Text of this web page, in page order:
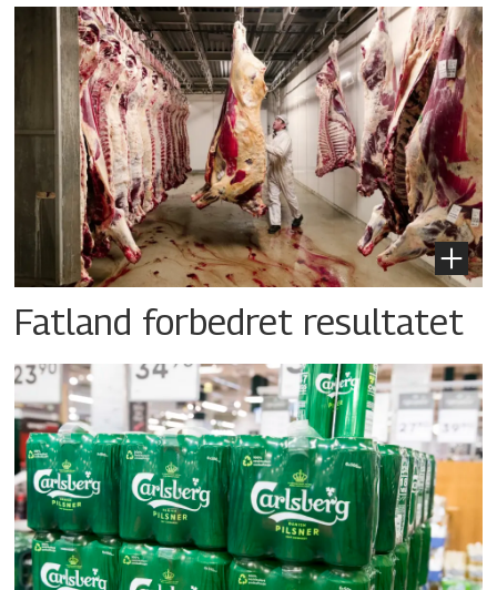
Fatland forbedret resultatet